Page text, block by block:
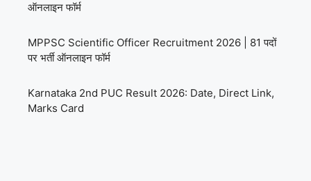
ऑनलाइन फॉर्म
MPPSC Scientific Officer Recruitment 2026 | 81 पदों
पर भर्ती ऑनलाइन फॉर्म
Karnataka 2nd PUC Result 2026: Date, Direct Link,
Marks Card